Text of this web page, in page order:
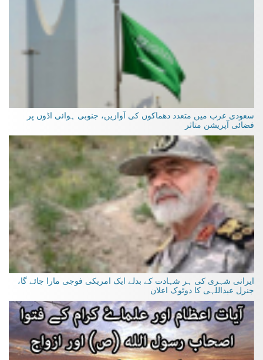
سعودی عرب میں متعدد دھماکوں کی آوازیں، جنوبی ہوائی اڈوں پر
فضائی آپریشن متاثر
ایرانی شہری کی ہر شہادت کے بدلے ایک امریکی فوجی مارا جائے گا،
جنرل عبداللہی کا دوٹوک اعلان